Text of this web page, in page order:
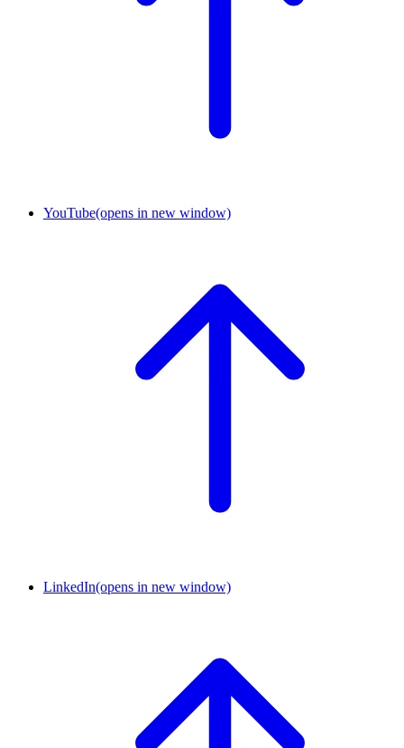
YouTube(opens in new window)
LinkedIn(opens in new window)